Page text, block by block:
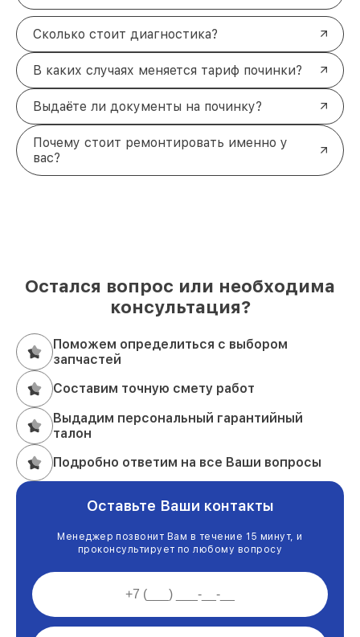
Сколько стоит диагностика?
В каких случаях меняется тариф починки?
Выдаёте ли документы на починку?
Почему стоит ремонтировать именно у
вас?
Остался вопрос или необходима
консультация?
Поможем определиться с выбором
запчастей
Составим точную смету работ
Выдадим персональный гарантийный
талон
Подробно ответим на все Ваши вопросы
Оставьте Ваши контакты
Менеджер позвонит Вам в течение 15 минут, и
проконсультирует по любому вопросу